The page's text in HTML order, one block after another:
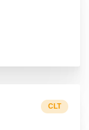
CLT